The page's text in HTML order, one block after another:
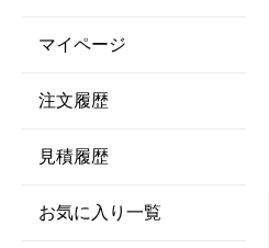
マイページ
注文履歴
見積履歴
お気に入り一覧